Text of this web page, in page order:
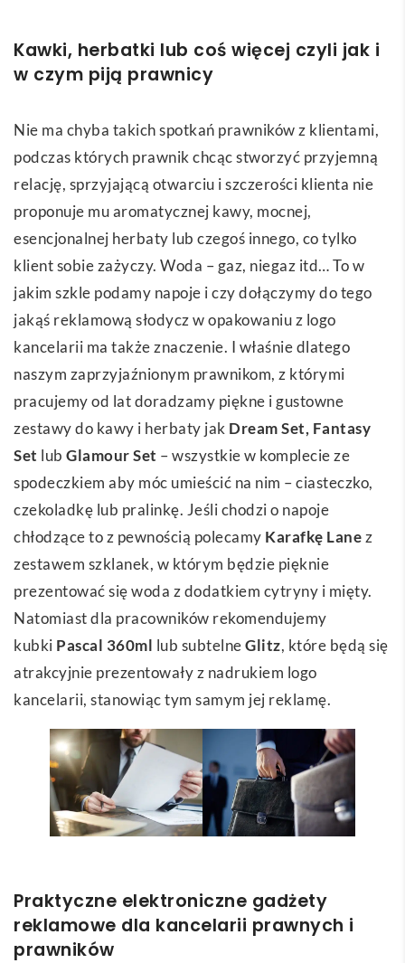
Kawki, herbatki lub coś więcej czyli jak i
w czym piją prawnicy
Nie ma chyba takich spotkań prawników z klientami,
podczas których prawnik chcąc stworzyć przyjemną
relację, sprzyjającą otwarciu i szczerości klienta nie
proponuje mu aromatycznej kawy, mocnej,
esencjonalnej herbaty lub czegoś innego, co tylko
klient sobie zażyczy. Woda – gaz, niegaz itd… To w
jakim szkle podamy napoje i czy dołączymy do tego
jakąś reklamową słodycz w opakowaniu z logo
kancelarii ma także znaczenie. I właśnie dlatego
naszym zaprzyjaźnionym prawnikom, z którymi
pracujemy od lat doradzamy piękne i gustowne
zestawy do kawy i herbaty jak Dream Set, Fantasy
Set lub Glamour Set – wszystkie w komplecie ze
spodeczkiem aby móc umieścić na nim – ciasteczko,
czekoladkę lub pralinkę. Jeśli chodzi o napoje
chłodzące to z pewnością polecamy Karafkę Lanez
zestawem szklanek, w którym będzie pięknie
prezentować się woda z dodatkiem cytryny i mięty.
Natomiast dla pracowników rekomendujemy
kubki Pascal 360ml lub subtelneGlitz, które będą się
atrakcyjnie prezentowały z nadrukiem logo
kancelarii, stanowiąc tym samym jej reklamę.
Praktyczne elektroniczne gadżety
reklamowe dla kancelarii prawnych i
prawników